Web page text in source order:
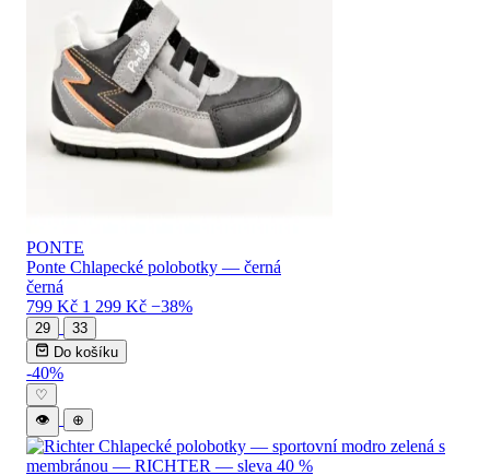
PONTE
Ponte Chlapecké polobotky — černá
černá
799 Kč 1 299 Kč −38%
29
33
Do košíku
-40%
♡
👁
⊕